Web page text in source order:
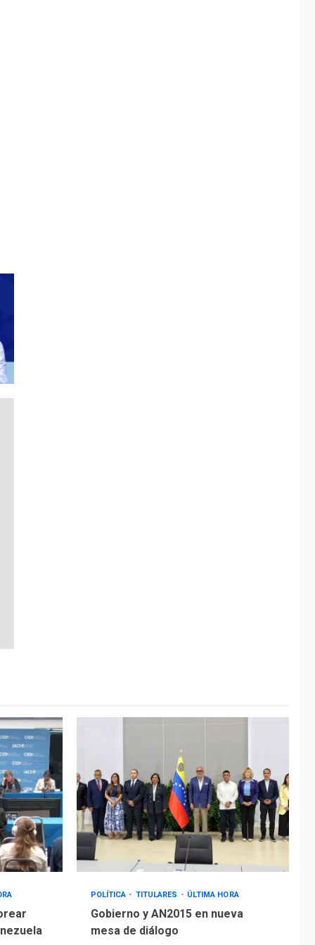
POLÍTICA TITULARES ÚLTIMA HORA
Gobierno y AN2015 en nueva
mesa de diálogo